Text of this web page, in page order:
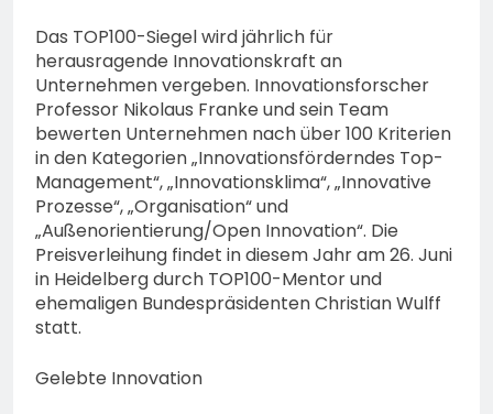
Das TOP100-Siegel wird jährlich für
herausragende Innovationskraft an
Unternehmen vergeben. Innovationsforscher
Professor Nikolaus Franke und sein Team
bewerten Unternehmen nach über 100 Kriterien
in den Kategorien „Innovationsförderndes Top-
Management“, „Innovationsklima“, „Innovative
Prozesse“, „Organisation“ und
„Außenorientierung/Open Innovation“. Die
Preisverleihung findet in diesem Jahr am 26. Juni
in Heidelberg durch TOP100-Mentor und
ehemaligen Bundespräsidenten Christian Wulff
statt.
Gelebte Innovation